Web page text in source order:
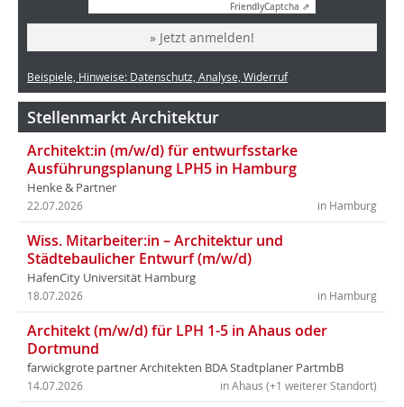
FriendlyCaptcha ⇗
» Jetzt anmelden!
Beispiele, Hinweise: Datenschutz, Analyse, Widerruf
Stellenmarkt Architektur
Architekt:in (m/w/d) für entwurfsstarke
Ausführungsplanung LPH5 in Hamburg
Henke & Partner
in Hamburg
22.07.2026
Wiss. Mitarbeiter:in – Architektur und
Städtebaulicher Entwurf (m/w/d)
HafenCity Universität Hamburg
in Hamburg
18.07.2026
Architekt (m/w/d) für LPH 1-5 in Ahaus oder
Dortmund
farwickgrote partner Architekten BDA Stadtplaner PartmbB
in Ahaus (+1 weiterer Standort)
14.07.2026